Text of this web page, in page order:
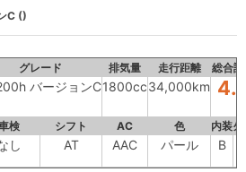
C ()
グレード 排気量 走行距離 総合評
バージョンC1800cc34,000km
検 シフト AC 色 内装
し AT AAC パール B